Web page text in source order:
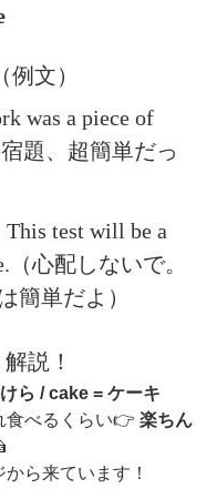
例文）
was a piece of
題、超簡単だっ
This test will be a
（心配しないで。
簡単だよ）
説！
ら / cake = ケーキ
食べるくらい👉 楽ちん
ら来ています！